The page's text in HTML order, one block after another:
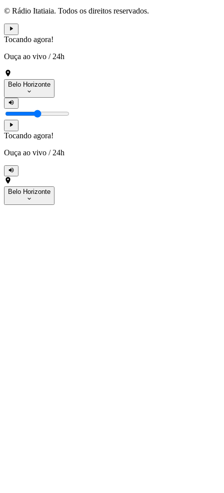
© Rádio Itatiaia. Todos os direitos reservados.
Tocando agora!
Ouça ao vivo / 24h
Belo Horizonte
Tocando agora!
Ouça ao vivo / 24h
Belo Horizonte